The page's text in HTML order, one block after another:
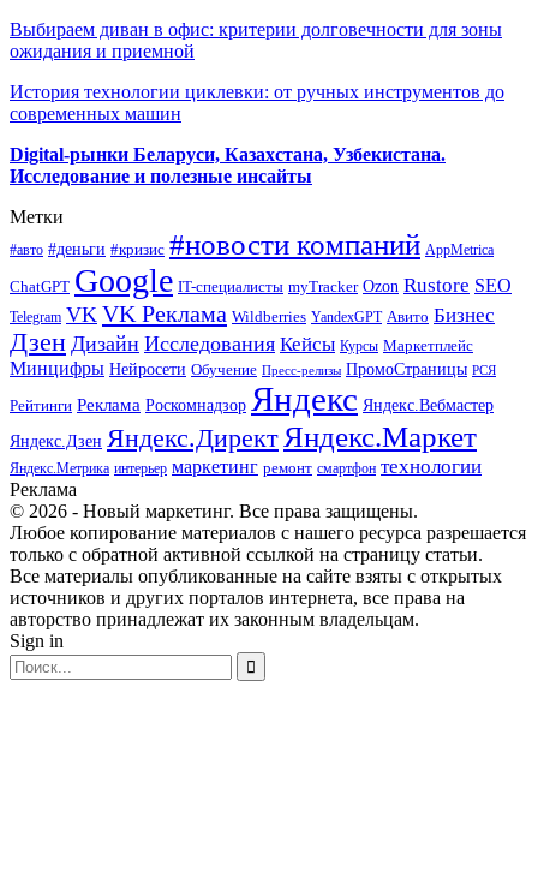
Выбираем диван в офис: критерии долговечности для зоны
ожидания и приемной
История технологии циклевки: от ручных инструментов до
современных машин
Digital-рынки Беларуси, Казахстана, Узбекистана.
Исследование и полезные инсайты
Метки
#авто #деньги #кризис #новости компаний AppMetrica
ChatGPT Google IT-специалисты myTracker Ozon Rustore SEO
Telegram VK VK Реклама Wildberries YandexGPT Авито Бизнес
Дзен Дизайн Исследования Кейсы Курсы Маркетплейс
Минцифры Нейросети Обучение Пресс-релизы ПромоСтраницы РСЯ
Рейтинги Реклама Роскомнадзор Яндекс Яндекс.Вебмастер
Яндекс.Дзен Яндекс.ДиректЯндекс.Маркет
Яндекс.Метрика интерьер маркетинг ремонт смартфон технологии
Реклама
© 2026 - Новый маркетинг. Все права защищены.
Любое копирование материалов с нашего ресурса разрешается
только с обратной активной ссылкой на страницу статьи.
Все материалы опубликованные на сайте взяты с открытых
источников и других порталов интернета, все права на
авторство принадлежат их законным владельцам.
Sign in